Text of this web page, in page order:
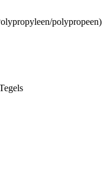
polypropeen)